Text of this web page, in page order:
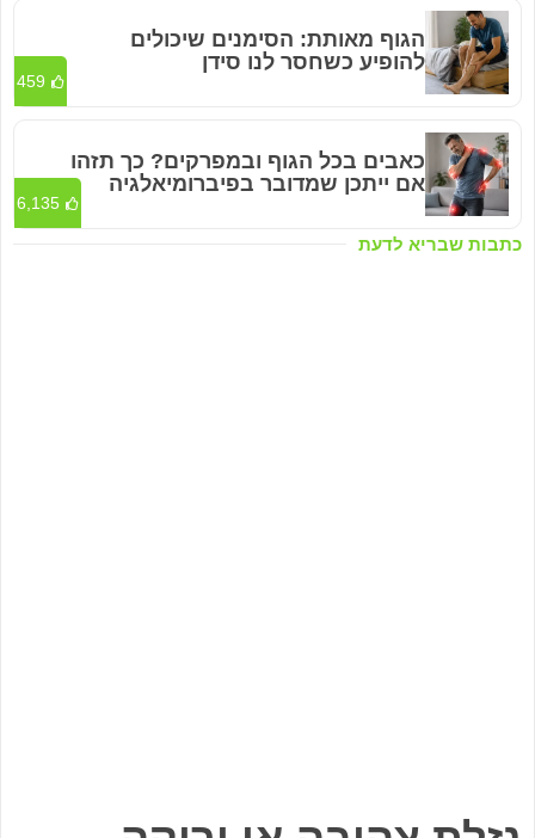
כתבות שבריא לדעת
הגוף מאותת: הסימנים שיכולים
להופיע כשחסר לנו סידן
459
כאבים בכל הגוף ובמפרקים? כך תזהו
אם ייתכן שמדובר בפיברומיאלגיה
6,135